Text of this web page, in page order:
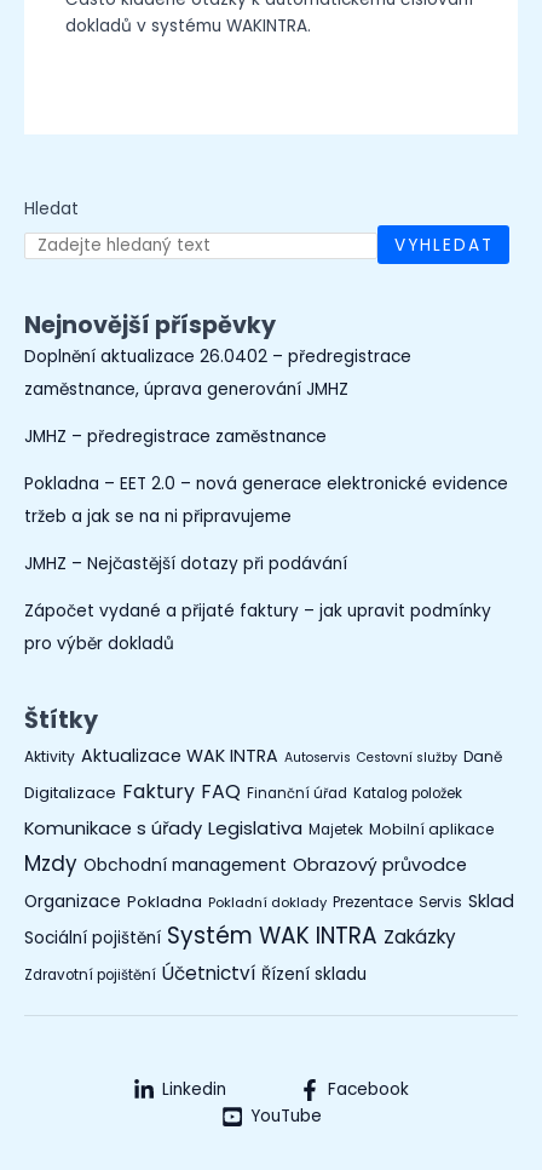
dokladů v systému WAKINTRA.
Hledat
VYHLEDAT
Nejnovější příspěvky
Doplnění aktualizace 26.0402 – předregistrace
zaměstnance, úprava generování JMHZ
JMHZ – předregistrace zaměstnance
Pokladna – EET 2.0 – nová generace elektronické evidence
tržeb a jak se na ni připravujeme
JMHZ – Nejčastější dotazy při podávání
Zápočet vydané a přijaté faktury – jak upravit podmínky
pro výběr dokladů
Štítky
Aktivity Aktualizace WAK INTRA Autoservis Cestovní služby Daně
Digitalizace Faktury FAQ Finanční úřad Katalog položek
Komunikace s úřady Legislativa Majetek Mobilní aplikace
Mzdy Obchodní management Obrazový průvodce
Organizace Pokladna Pokladní doklady Prezentace Servis Sklad
Sociální pojištění Systém WAK INTRA Zakázky
Zdravotní pojištění Účetnictví Řízení skladu
Linkedin
Facebook
YouTube